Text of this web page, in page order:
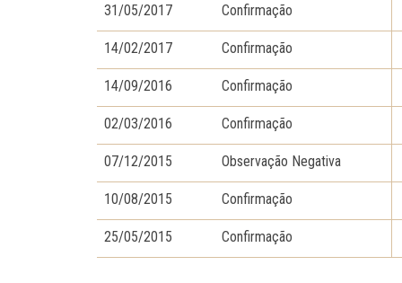
31/05/2017 Confirmação
14/02/2017 Confirmação
14/09/2016 Confirmação
02/03/2016 Confirmação
07/12/2015 Observação Negativa
10/08/2015 Confirmação
25/05/2015 Confirmação